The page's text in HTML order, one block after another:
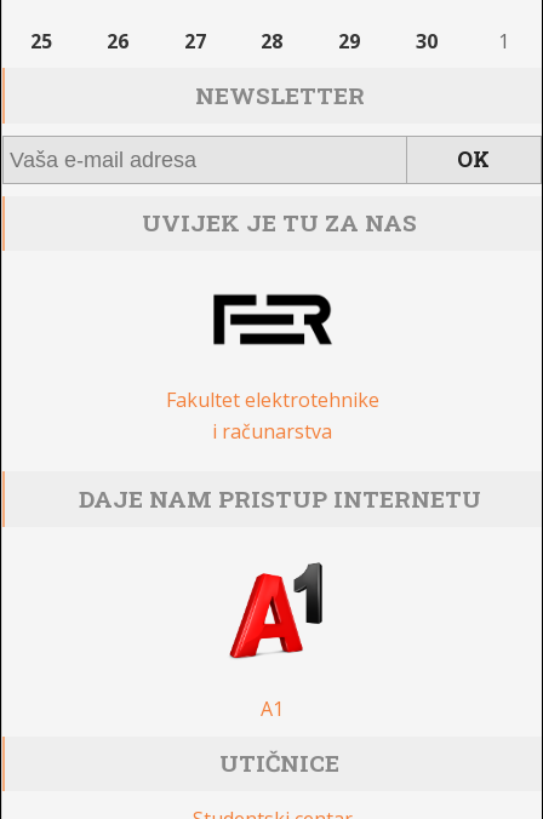
25 26 27 28 29 30 1
NEWSLETTER
UVIJEK JE TU ZA NAS
Fakultet elektrotehnike
i računarstva
DAJE NAM PRISTUP INTERNETU
A1
UTIČNICE